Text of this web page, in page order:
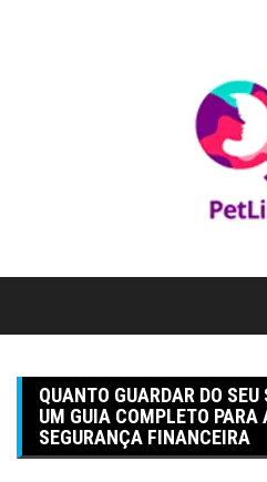
QUANTO GUARDAR DO
UM GUIA COMPLETO PARA
SEGURANÇA FINANCEIRA